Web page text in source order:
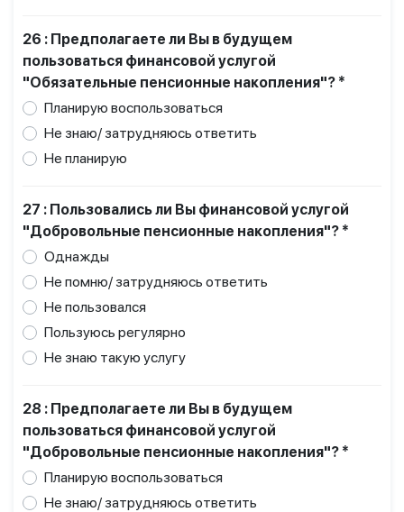
26 : Предполагаете ли Вы в будущем
пользоваться финансовой услугой
"Обязательные пенсионные накопления"? *
Планирую воспользоваться
Не знаю/ затрудняюсь ответить
Не планирую
27 : Пользовались ли Вы финансовой услугой
"Добровольные пенсионные накопления"? *
Однажды
Не помню/ затрудняюсь ответить
Не пользовался
Пользуюсь регулярно
Не знаю такую услугу
28 : Предполагаете ли Вы в будущем
пользоваться финансовой услугой
"Добровольные пенсионные накопления"? *
Планирую воспользоваться
Не знаю/ затрудняюсь ответить